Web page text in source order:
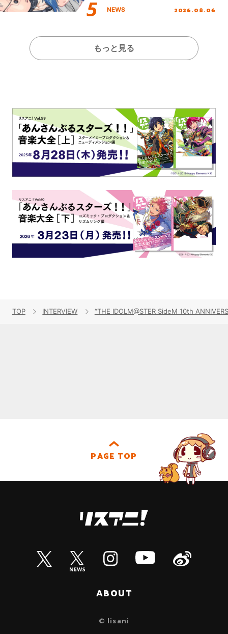
NEWS 2026.08.06
もっと見る
TOP INTERVIEW “THE IDOLM@STER SideM 10th
PAGE TOP
ABOUT
© lisani